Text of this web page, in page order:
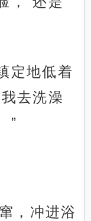
定地低着
去洗澡
”
，冲进浴